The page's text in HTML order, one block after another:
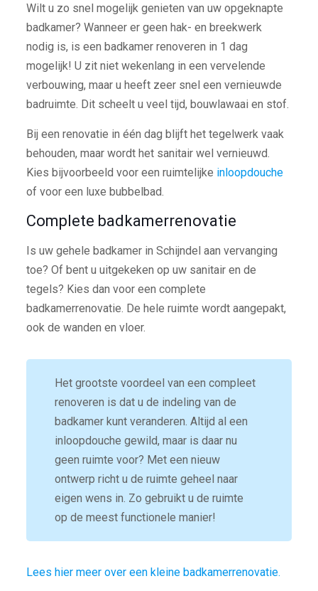
Wilt u zo snel mogelijk genieten van uw opgeknapte
badkamer? Wanneer er geen hak- en breekwerk
nodig is, is een badkamer renoveren in 1 dag
mogelijk! U zit niet wekenlang in een vervelende
verbouwing, maar u heeft zeer snel een vernieuwde
badruimte. Dit scheelt u veel tijd, bouwlawaai en stof.
Bij een renovatie in één dag blijft het tegelwerk vaak
behouden, maar wordt het sanitair wel vernieuwd.
Kies bijvoorbeeld voor een ruimtelijke inloopdouche
of voor een luxe bubbelbad.
Complete badkamerrenovatie
Is uw gehele badkamer in Schijndel aan vervanging
toe? Of bent u uitgekeken op uw sanitair en de
tegels? Kies dan voor een complete
badkamerrenovatie. De hele ruimte wordt aangepakt,
ook de wanden en vloer.
Het grootste voordeel van een compleet
renoveren is dat u de indeling van de
badkamer kunt veranderen. Altijd al een
inloopdouche gewild, maar is daar nu
geen ruimte voor? Met een nieuw
ontwerp richt u de ruimte geheel naar
eigen wens in. Zo gebruikt u de ruimte
op de meest functionele manier!
Lees hier meer over een kleine badkamerrenovatie.